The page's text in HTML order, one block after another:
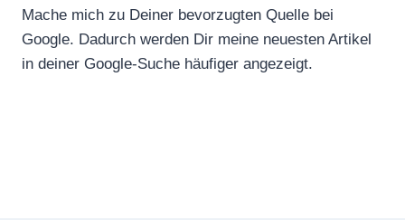
Mache mich zu Deiner bevorzugten Quelle bei
Google. Dadurch werden Dir meine neuesten Artikel
in deiner Google-Suche häufiger angezeigt.